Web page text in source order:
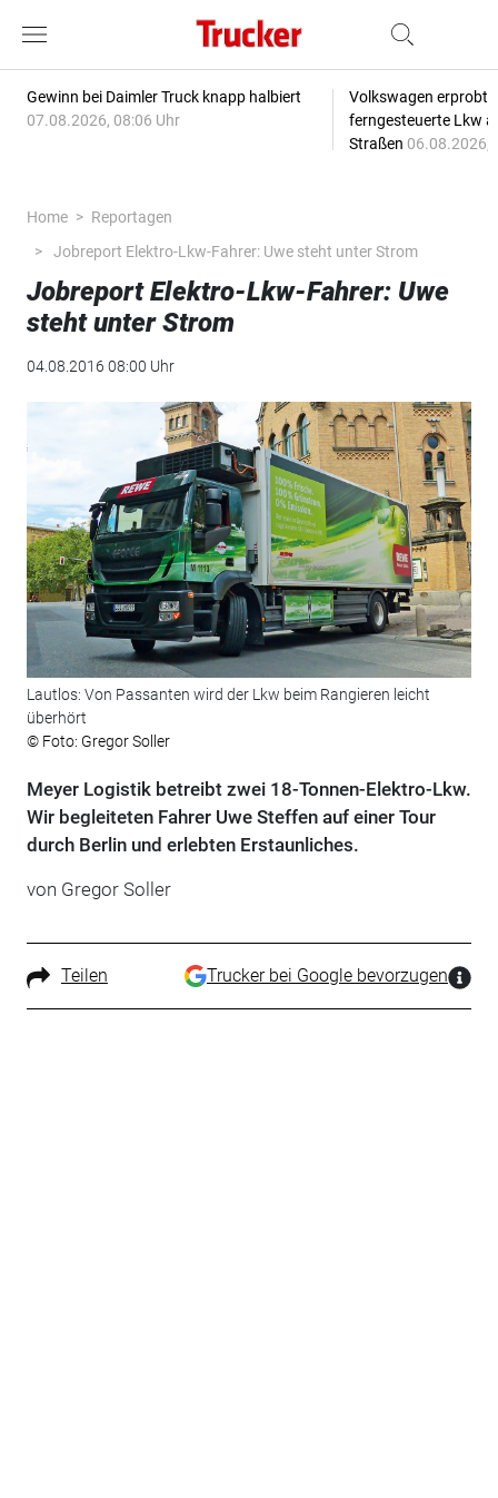
Gewinn bei Daimler Truck knapp halbiert
07.08.2026, 08:06 Uhr
Volkswagen erprobt
ferngesteuerte Lkw
Straßen 06.08.2026,
Home
Reportagen
Jobreport Elektro-Lkw-Fahrer: Uwe steht unter Strom
Jobreport Elektro-Lkw-Fahrer: Uwe
steht unter Strom
04.08.2016 08:00 Uhr
Lautlos: Von Passanten wird der Lkw beim Rangieren leicht
überhört
© Foto: Gregor Soller
Meyer Logistik betreibt zwei 18-Tonnen-Elektro-Lkw.
Wir begleiteten Fahrer Uwe Steffen auf einer Tour
durch Berlin und erlebten Erstaunliches.
von Gregor Soller
Teilen Trucker bei Google bevorzugen